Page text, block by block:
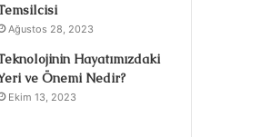
Ağustos 28, 2023
Hayatımızdaki
ve Önemi Nedir?
Ekim 13, 2023